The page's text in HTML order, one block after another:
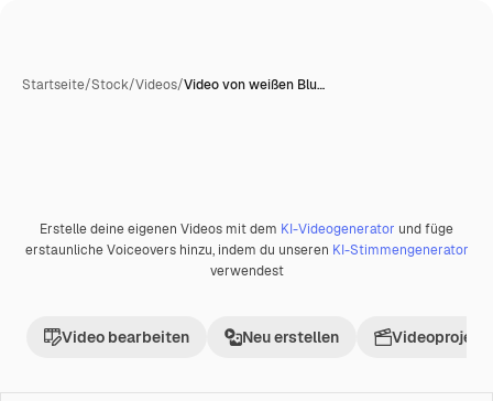
Startseite/Stock/Videos/Video von weißen Blu…
PremiumKI-generiert
Erstelle deine eigenen Videos mit dem KI-Videogenerator und füge
erstaunliche Voiceovers hinzu, indem du unseren KI-Stimmengenerator
verwendest
Video bearbeiten Neu erstellen Videoprojekt